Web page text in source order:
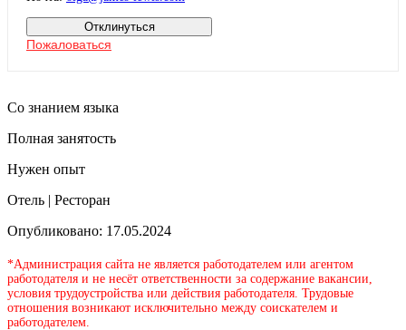
Отклинуться
Пожаловаться
Со знанием языка
Полная занятость
Нужен опыт
Отель | Ресторан
Опубликовано: 17.05.2024
*Администрация сайта не является работодателем или агентом
работодателя и не несёт ответственности за содержание вакансии,
условия трудоустройства или действия работодателя. Трудовые
отношения возникают исключительно между соискателем и
работодателем.